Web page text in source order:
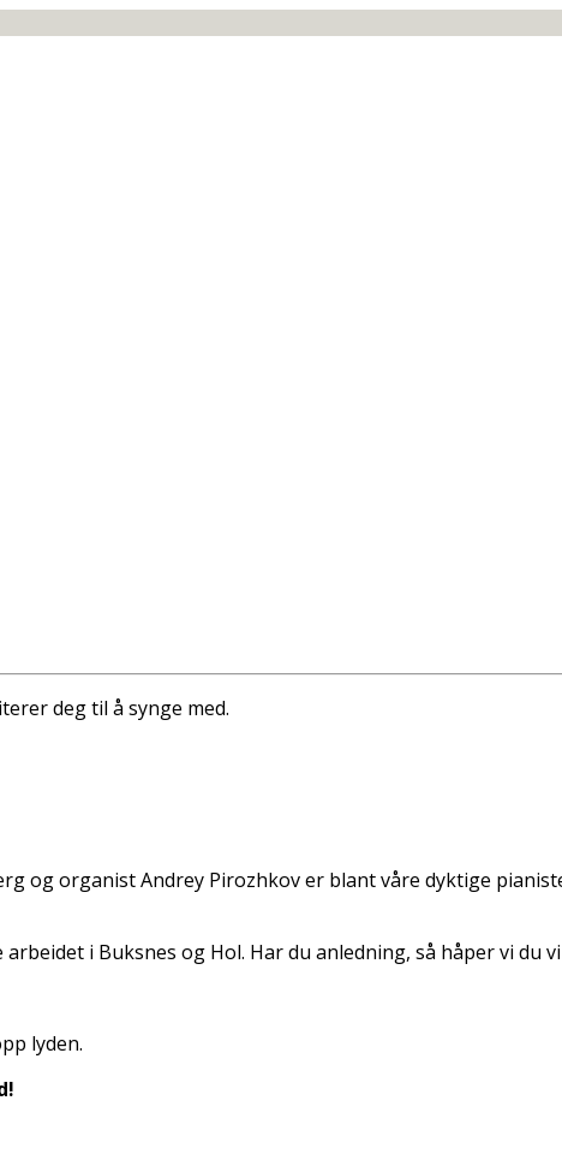
deg til å synge med.
og organist Andrey Pirozhkov er blant våre dyktige
i Buksnes og Hol. Har du anledning, så håper vi du
lyden.